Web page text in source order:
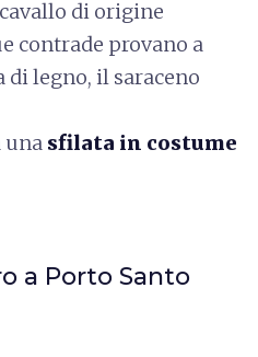
di origine
contrade provano a
di legno, il saraceno
una sfilata in costume
a Porto Santo